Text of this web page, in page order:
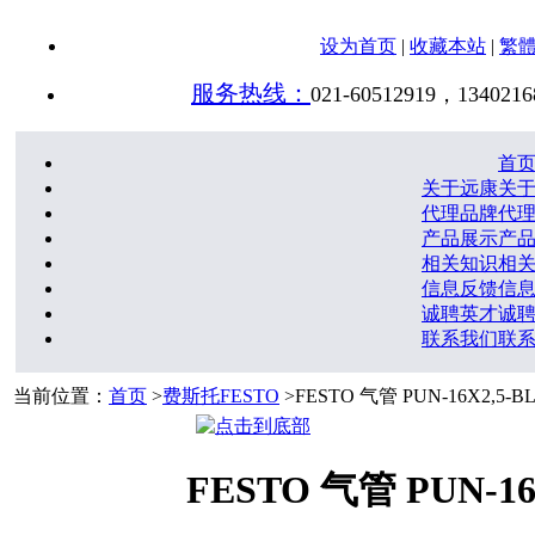
设为首页 | 收藏本站 | 繁
服务热线： 021-60512919，
首页
关于远康关
代理品牌代
产品展示产
相关知识相
信息反馈信
诚聘英才诚
联系我们联
当前位置： 首页 >费斯托FESTO >FESTO 气管 PUN-16X2,5-
FESTO 气管 PUN-